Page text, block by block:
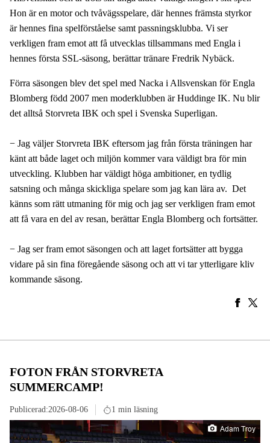
Hon är en motor och tvåvägsspelare, där hennes främsta styrkor
är hennes fina spelförståelse samt passningsklubba. Vi ser
verkligen fram emot att få utvecklas tillsammans med Engla i
hennes första SSL-säsong, berättar tränare Fredrik Nybäck.
Förra säsongen blev det spel med Nacka i Allsvenskan för Engla
Blomberg född 2007 men moderklubben är Huddinge IK. Nu blir
det alltså Storvreta IBK och spel i Svenska Superligan.
− Jag väljer Storvreta IBK eftersom jag från första träningen har
känt att både laget och miljön kommer vara väldigt bra för min
utveckling. Klubben har väldigt höga ambitioner, en tydlig
satsning och många skickliga spelare som jag kan lära av. Det
känns som rätt utmaning för mig och jag ser verkligen fram emot
att få vara en del av resan, berättar Engla Blomberg och fortsätter.
− Jag ser fram emot säsongen och att laget fortsätter att bygga
vidare på sin fina föregående säsong och att vi tar ytterligare kliv
kommande säsong.
FOTON FRÅN STORVRETA
SUMMERCAMP!
Publicerad:2026-08-06 1 min läsning
Adam Troy